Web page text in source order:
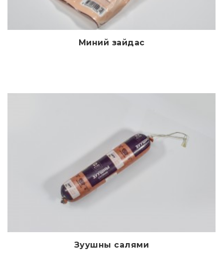
ДэлгэрэнгүйМиний зайдас
ДэлгэрэнгүйЗуушны салями